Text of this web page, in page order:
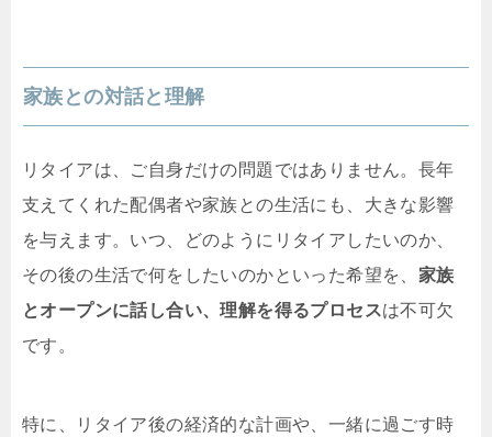
家族との対話と理解
リタイアは、ご自身だけの問題ではありません。長年
支えてくれた配偶者や家族との生活にも、大きな影響
を与えます。いつ、どのようにリタイアしたいのか、
その後の生活で何をしたいのかといった希望を、 家族
とオープンに話し合い、理解を得るプロセスは不可欠
です。
特に、リタイア後の経済的な計画や、一緒に過ごす時